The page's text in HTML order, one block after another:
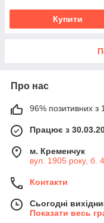
Купити
Про нас
96% позитивних з
Працює з
м. Кременчук
вул. 1905 року, б.
Контакти
Сьогодні
Показати весь